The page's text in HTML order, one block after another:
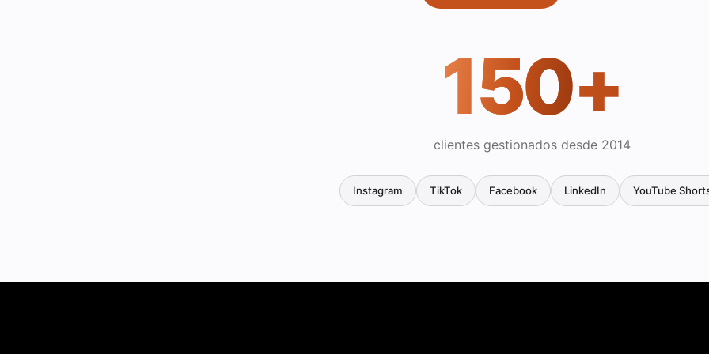
150+
clientes gestionados desde 2014
Instagram TikTok Facebook LinkedIn YouTube